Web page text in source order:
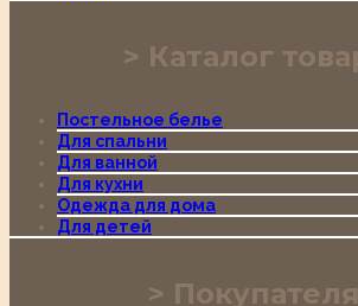
Каталог
Постельное белье
Для спальни
Для ванной
Для кухни
Одежда для дома
Для детей